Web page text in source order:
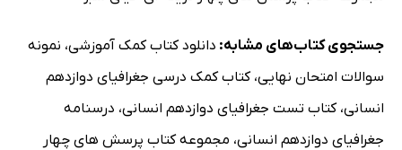
جستجوی کتاب‌های مشابه: دانلود کتاب کمک آموزشی، نمونه
سوالات امتحان نهایی،کتاب کمک درسی جغرافیای دوازدهم
انسانی،کتاب تست جغرافیای دوازدهم انسانی، درسنامه
جغرافیای دوازدهم انسانی، مجموعه کتاب پرسش های چهار